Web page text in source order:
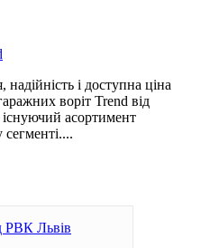
і доступна ціна
воріт Trend від
асортимент